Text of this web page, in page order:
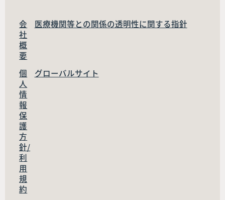
会
社
概
要
医療機関等との関係の透明性に関する指針
個
人
情
報
保
護
方
針/
利
用
規
約
グローバルサイト